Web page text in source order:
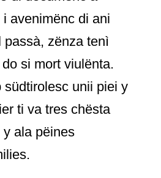
avenimënc di ani
zënza tenì
si mort viulënta.
südtirolesc unii piei y
ti va tres chësta
y ala pëines